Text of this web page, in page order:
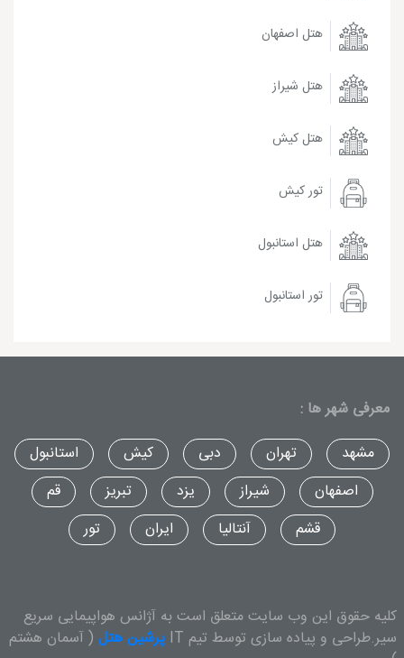
هتل اصفهان
هتل شیراز
هتل کیش
تور کیش
هتل استانبول
تور استانبول
معرفی شهر ها :
مشهد
تهران دبی کیش
استانبول
اصفهان
شیراز یزد تبریز
قم
قشم
آنتالیا ایران تور
کلیه حقوق این وب سایت متعلق است به آژانس هواپیمایی سریع
سیر.طراحی و پیاده سازی توسط تیم IT
پرشین هتل ( آسمان هشتم